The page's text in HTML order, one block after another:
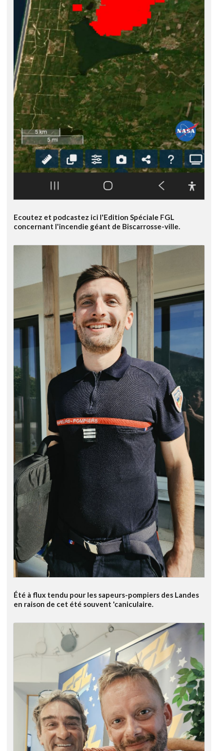
Ecoutez et podcastez ici l'Edition Spéciale FGL
concernant l'incendie géant de Biscarrosse-ville.
Été à flux tendu pour les sapeurs-pompiers des Landes
en raison de cet été souvent 'caniculaire.